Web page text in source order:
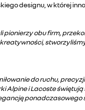
designu, w której
obu firm,
do ruchu,
Alpine i Lacoste